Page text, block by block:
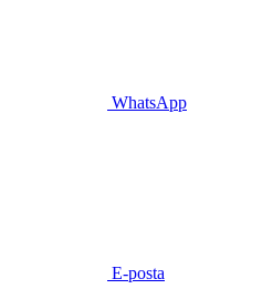
WhatsApp
E-posta